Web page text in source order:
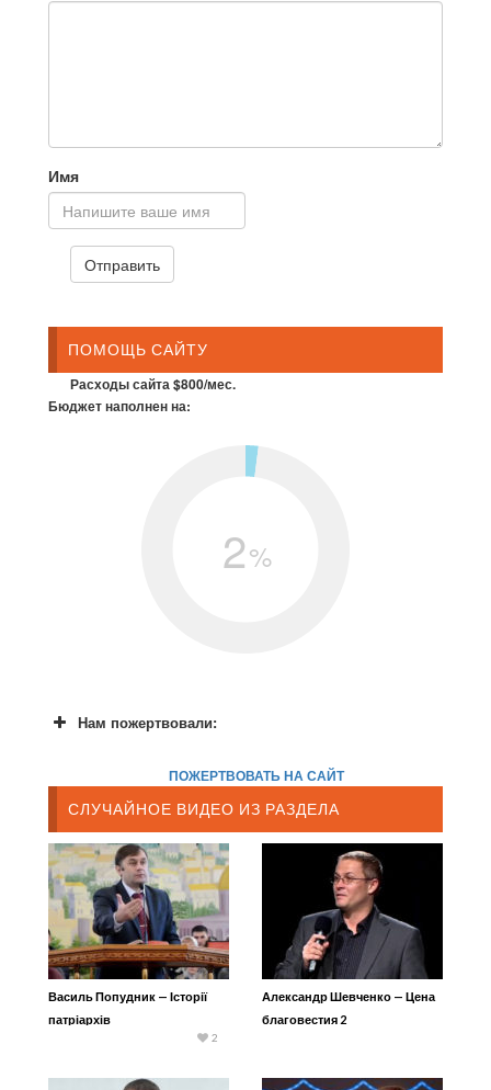
Имя
ПОМОЩЬ САЙТУ
Расходы сайта $800/мес.
Бюджет наполнен на:
2%
Нам пожертвовали:
ПОЖЕРТВОВАТЬ НА САЙТ
СЛУЧАЙНОЕ ВИДЕО ИЗ РАЗДЕЛА
Василь Попудник — Історії
патріархів
2
Александр Шевченко — Цена
благовестия 2